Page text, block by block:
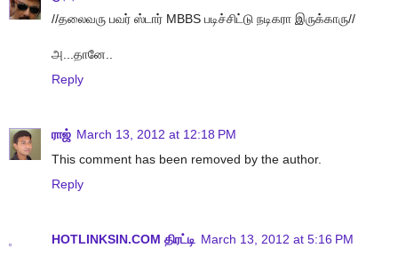
//தலைவரு பவர் ஸ்டார் MBBS படிச்சிட்டு நடிகரா இருக்காரு//
அ...தானே..
Reply
ராஜ் March 13, 2012 at 12:18 PM
This comment has been removed by the author.
Reply
HOTLINKSIN.COM திரட்டி March 13, 2012 at 5:16 PM